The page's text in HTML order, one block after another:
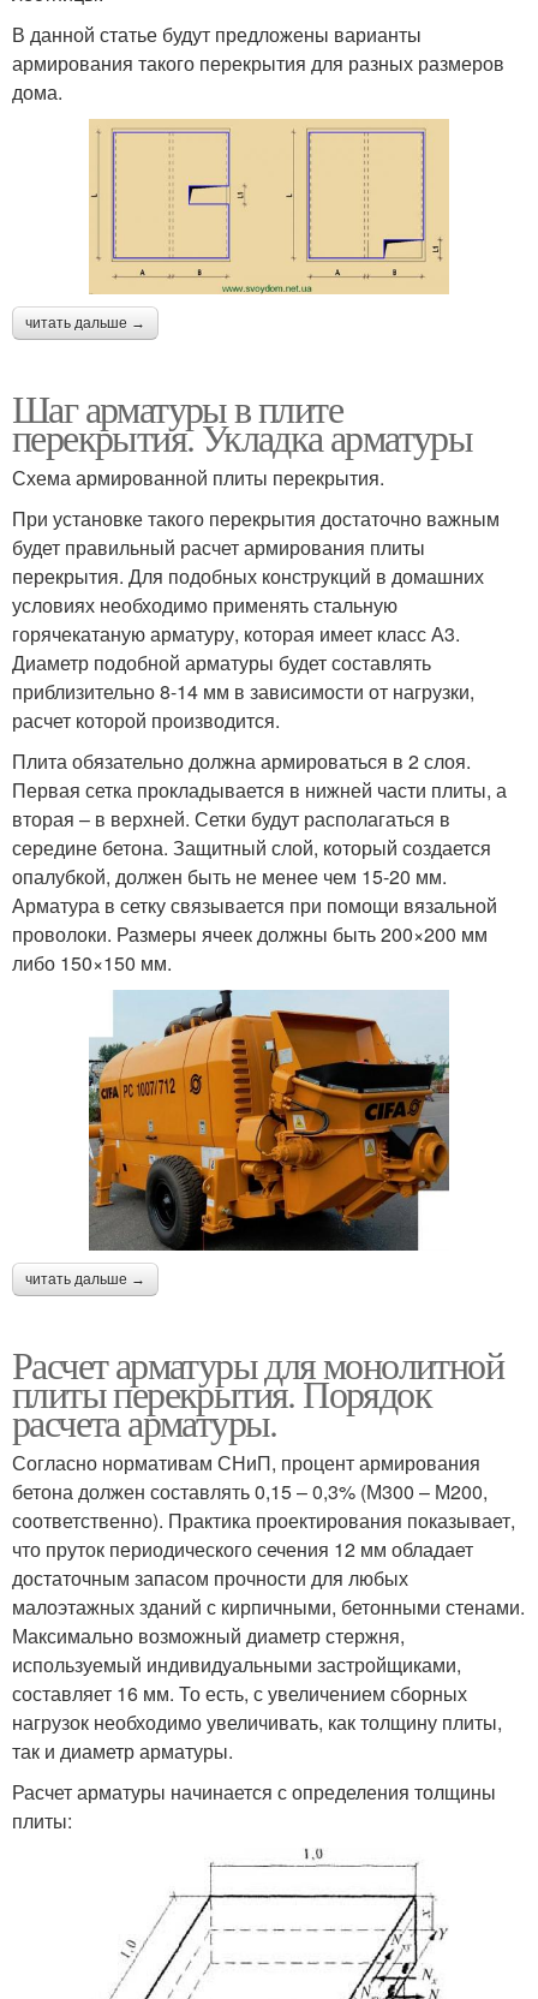
В данной статье будут предложены варианты
армирования такого перекрытия для разных размеров
дома.
читать дальше →
Шаг арматуры в плите
перекрытия. Укладка арматуры
Схема армированной плиты перекрытия.
При установке такого перекрытия достаточно важным
будет правильный расчет армирования плиты
перекрытия. Для подобных конструкций в домашних
условиях необходимо применять стальную
горячекатаную арматуру, которая имеет класс А3.
Диаметр подобной арматуры будет составлять
приблизительно 8-14 мм в зависимости от нагрузки,
расчет которой производится.
Плита обязательно должна армироваться в 2 слоя.
Первая сетка прокладывается в нижней части плиты, а
вторая – в верхней. Сетки будут располагаться в
середине бетона. Защитный слой, который создается
опалубкой, должен быть не менее чем 15-20 мм.
Арматура в сетку связывается при помощи вязальной
проволоки. Размеры ячеек должны быть 200×200 мм
либо 150×150 мм.
читать дальше →
Расчет арматуры для монолитной
плиты перекрытия. Порядок
расчета арматуры.
Согласно нормативам СНиП, процент армирования
бетона должен составлять 0,15 – 0,3% (М300 – М200,
соответственно). Практика проектирования показывает,
что пруток периодического сечения 12 мм обладает
достаточным запасом прочности для любых
малоэтажных зданий с кирпичными, бетонными стенами.
Максимально возможный диаметр стержня,
используемый индивидуальными застройщиками,
составляет 16 мм. То есть, с увеличением сборных
нагрузок необходимо увеличивать, как толщину плиты,
так и диаметр арматуры.
Расчет арматуры начинается с определения толщины
плиты: